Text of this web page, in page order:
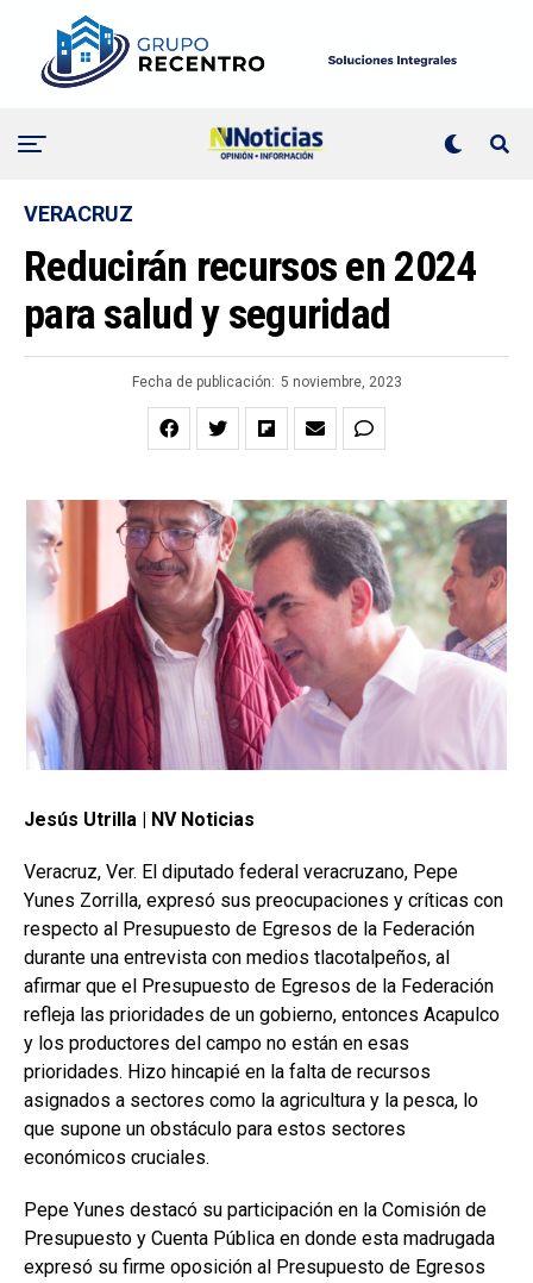
VERACRUZ
Reducirán recursos en 2024
para salud y seguridad
Fecha de publicación: 5 noviembre, 2023
Jesús Utrilla | NV Noticias
Veracruz, Ver. El diputado federal veracruzano, Pepe
Yunes Zorrilla, expresó sus preocupaciones y críticas con
respecto al Presupuesto de Egresos de la Federación
durante una entrevista con medios tlacotalpeños, al
afirmar que el Presupuesto de Egresos de la Federación
refleja las prioridades de un gobierno, entonces Acapulco
y los productores del campo no están en esas
prioridades. Hizo hincapié en la falta de recursos
asignados a sectores como la agricultura y la pesca, lo
que supone un obstáculo para estos sectores
económicos cruciales.
Pepe Yunes destacó su participación en la Comisión de
Presupuesto y Cuenta Pública en donde esta madrugada
expresó su firme oposición al Presupuesto de Egresos